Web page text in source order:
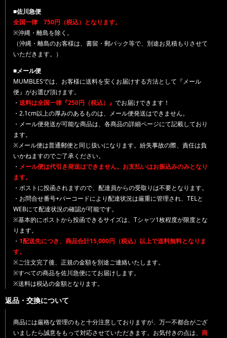
■佐川急便
全国一律 750円（税込）となります。
※沖縄・離島を除く。
（沖縄・離島のお客様は、書留・郵パック等で、別途お見積もりさせて
いただきます。）
■メール便
MUMBLESでは、お客様に送料を安くお届けする方法として『メール
便』がお選び頂けます。
・ 送料は全国一律『250円（税込）』 でお届けできます！
・2.1cm以上の厚みのあるものは、メール便発送はできません。
・メール便発送が可能な商品は、各商品の詳細ページにて記載しており
ます。
※メール便は普通郵便と同じ扱いになります。紛失事故の際、責任は負
いかねますのでご了承ください。
・ メール便は代引き発送はできません。お支払いはお振込みのみとなり
ます。
・ポストに投函されますので、配達員からの受取りは不要となります。
・お問合せ番号+バーコードにより配達状況は厳重に管理され、TELと
WEBにて配達状況の確認が可能です。
※基本的にポストから投函できるサイズは、Tシャツ1枚程度が限度とな
ります。
・ 1配送先につき、商品合計15,000円（税込）以上で送料無料となりま
す。
※ご注文完了後、正規の金額を別途ご連絡いたします。
※すべての商品を佐川急便にてお届けします。
※送料は税込の金額となります。
返品・交換について
商品には厳格な管理のもと十分注意しておりますが、万一不都合がござ
いましたら誠意をもって対応させていただきます。お気付きの点は、 商